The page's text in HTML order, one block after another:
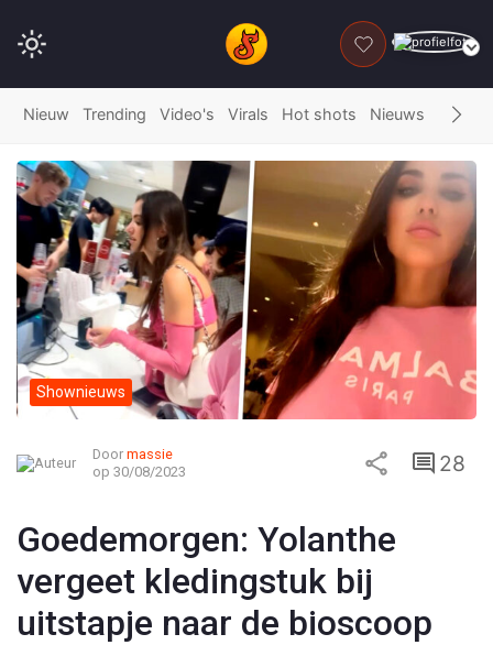
DONEER
Nieuw Trending Video's Virals Hot shots Nieuws Fails
Shownieuws
Door massie
op 30/08/2023
28
Goedemorgen: Yolanthe
vergeet kledingstuk bij
uitstapje naar de bioscoop